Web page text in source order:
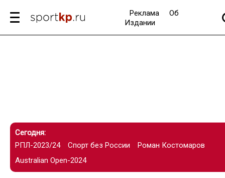
Реклама
Об
Издании
Сегодня:
РПЛ-2023/24
Спорт без России
Роман Костомаров
Australian Open-2024